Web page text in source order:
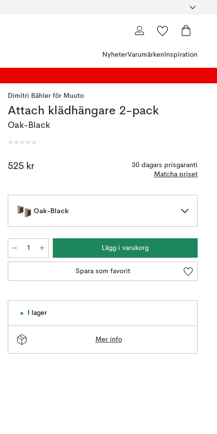
NyheterVarumärken Inspiration
Dimitri Bähler för Muuto
Attach klädhängare 2-pack
Oak-Black
525 kr
30 dagars prisgaranti
Matcha priset
Oak-Black
Lägg i varukorg
Spara som favorit
I lager
Mer info